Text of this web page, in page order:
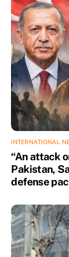
INTERNATIONAL
“An attack
Pakistan,
defense